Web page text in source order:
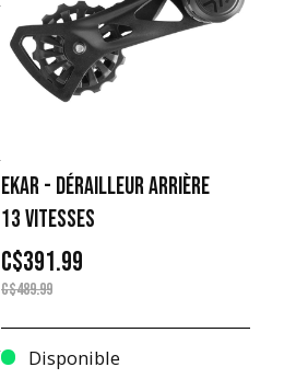
EKAR - DÉRAILLEUR ARRIÈRE
13 VITESSES
C$391.99
C$489.99
Disponible